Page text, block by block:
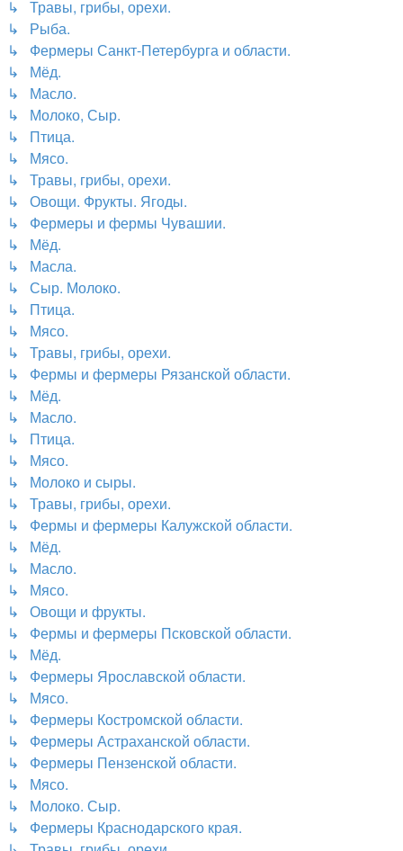
↳ Травы, грибы, орехи.
↳ Рыба.
↳ Фермеры Санкт-Петербурга и области.
↳ Мёд.
↳ Масло.
↳ Молоко, Сыр.
↳ Птица.
↳ Мясо.
↳ Травы, грибы, орехи.
↳ Овощи. Фрукты. Ягоды.
↳ Фермеры и фермы Чувашии.
↳ Мёд.
↳ Масла.
↳ Сыр. Молоко.
↳ Птица.
↳ Мясо.
↳ Травы, грибы, орехи.
↳ Фермы и фермеры Рязанской области.
↳ Мёд.
↳ Масло.
↳ Птица.
↳ Мясо.
↳ Молоко и сыры.
↳ Травы, грибы, орехи.
↳ Фермы и фермеры Калужской области.
↳ Мёд.
↳ Масло.
↳ Мясо.
↳ Овощи и фрукты.
↳ Фермы и фермеры Псковской области.
↳ Мёд.
↳ Фермеры Ярославской области.
↳ Мясо.
↳ Фермеры Костромской области.
↳ Фермеры Астраханской области.
↳ Фермеры Пензенской области.
↳ Мясо.
↳ Молоко. Сыр.
↳ Фермеры Краснодарского края.